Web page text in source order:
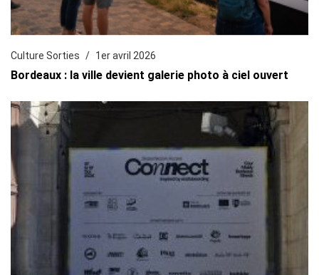
Culture Sorties 1er avril 2026
Bordeaux : la ville devient galerie photo à ciel ouvert